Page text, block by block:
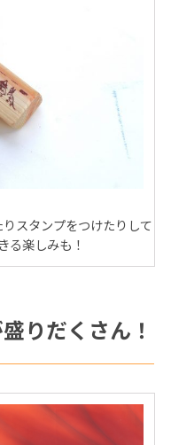
スタンプをつけたりして
る楽しみも！
りだくさん！